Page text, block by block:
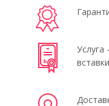
Услуга
вставки